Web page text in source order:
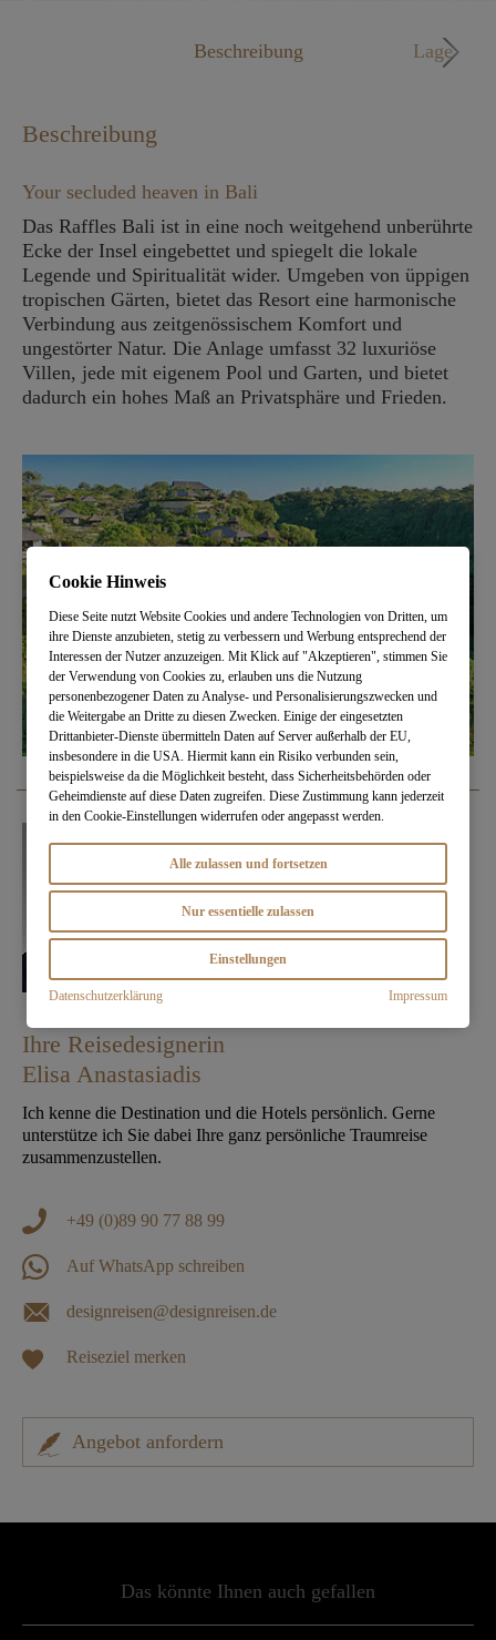
Beschreibung Lage
Beschreibung
Your secluded heaven in Bali
Das Raffles Bali ist in eine noch weitgehend unberührte
Ecke der Insel eingebettet und spiegelt die lokale
Legende und Spiritualität wider. Umgeben von üppigen
tropischen Gärten, bietet das Resort eine harmonische
Verbindung aus zeitgenössischem Komfort und
ungestörter Natur. Die Anlage umfasst 32 luxuriöse
Villen, jede mit eigenem Pool und Garten, und bietet
dadurch ein hohes Maß an Privatsphäre und Frieden​.
Ihre Reisedesignerin
Elisa Anastasiadis
Ich kenne die Destination und die Hotels persönlich. Gerne
unterstütze ich Sie dabei Ihre ganz persönliche Traumreise
zusammenzustellen.
+49 (0)89 90 77 88 99
Auf WhatsApp schreiben
designreisen@designreisen.de
Reiseziel merken
Angebot anfordern
Das könnte Ihnen auch gefallen
Cookie Hinweis
Diese Seite nutzt Website Cookies und andere Technologien von Dritten, um
ihre Dienste anzubieten, stetig zu verbessern und Werbung entsprechend der
Interessen der Nutzer anzuzeigen. Mit Klick auf "Akzeptieren", stimmen Sie
der Verwendung von Cookies zu, erlauben uns die Nutzung
personenbezogener Daten zu Analyse- und Personalisierungszwecken und
die Weitergabe an Dritte zu diesen Zwecken. Einige der eingesetzten
Drittanbieter-Dienste übermitteln Daten auf Server außerhalb der EU,
insbesondere in die USA. Hiermit kann ein Risiko verbunden sein,
beispielsweise da die Möglichkeit besteht, dass Sicherheitsbehörden oder
Geheimdienste auf diese Daten zugreifen. Diese Zustimmung kann jederzeit
in den Cookie-Einstellungen widerrufen oder angepasst werden.
Alle zulassen und fortsetzen
Nur essentielle zulassen
Einstellungen
Datenschutzerklärung Impressum